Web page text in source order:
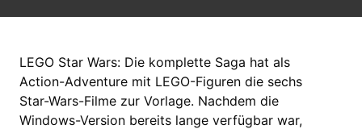
LEGO Star Wars: Die komplette Saga hat als
Action-Adventure mit LEGO-Figuren die sechs
Star-Wars-Filme zur Vorlage. Nachdem die
Windows-Version bereits lange verfügbar war,